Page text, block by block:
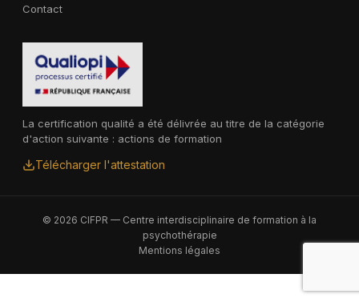
Contact
La certification qualité a été délivrée au titre de la catégorie
d'action suivante : actions de formation
Télécharger l'attestation
© 2026 CIFPR — Centre interdisciplinaire de formation à la
psychothérapie
Mentions légales